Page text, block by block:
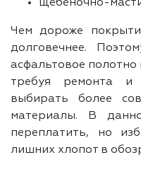
щебеночно-
Чем дороже
долговечнее.
асфальтовое
требуя ремонта и
выбирать более
материалы. В
переплатить, но
лишних хлопот в